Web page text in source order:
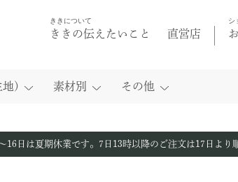
ききについて
ききの伝えたいこと 直営店
シ
トートバッグ
トートバッグ
地) 素材別
柿渋染
その他
マスク
16日は夏期休業です。 7日13時以降のご注文は17日より